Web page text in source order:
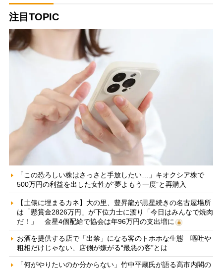
注目TOPIC
「この恐ろしい株はさっさと手放したい…」キオクシア株で
500万円の利益を出した女性が“夢よもう一度”と再購入
【土俵に埋まるカネ】大の里、豊昇龍が黒星続きの名古屋場所
は「懸賞金2826万円」が下位力士に渡り「今日はみんなで焼肉
だ！」 金星4個配給で協会は年96万円の支出増に
お酒を提供する店で「出禁」になる客のトホホな生態 嘔吐や
粗相だけじゃない、店側が嫌がる“最悪の客”とは
「何がやりたいのか分からない」竹中平蔵氏が語る高市内閣の